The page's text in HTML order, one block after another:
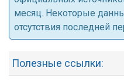
месяц. Некоторые
отсутствия последней
Полезные ссылки: